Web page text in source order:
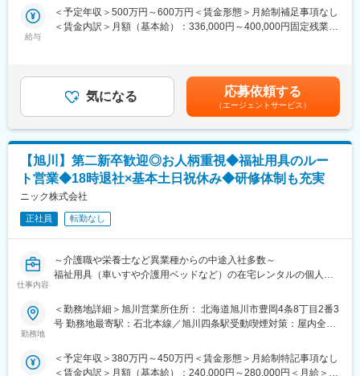
■働いてみて感じた魅力
（1）人間関係が良い、先輩が親切
■会社概要
https://www.youtube.com/watch?v=Ge4KiEjNYaM
■採用サイト内動画ページ
https://trim-saiyo.jp/movie/
変更の範囲：会社の定める業務
理等をメインに担当していただきます。医療従事者と患者の方々
が安心して当社製品をお使いいただけるようサービス提供をする
＜具体的な業務内容＞
・医療機器の据付・定期点検・修理（緊急・予定）作業
・顧客の問題を迅速に社内へのエスカレーションを行う
・保守・修理業務に関する顧客への提案・修理請求作業
・お客様要求に対しての電話サポート、リモート診断等
■担当製品：
医療機関で使用されるCTやMRI、カテーテル治療に使われる画像
診断等になります。医療×ITのイノベーションを通して、検査だけ
でなく医療情報連携の最適化、病院内のワークフロー改善など医
療の世界に新たな価値を生み出していく製品です。
■働き方：コアタイムなしのフレックス勤務制でございますのでご
時の一次対応はコールセンターが行っております。現場対応が必
要な場合は拠点毎に当番を決めており対応を行っております。
に依頼を行うケースがあります。
給与
＜予定年収＞500万円～600万円＜賃金形態＞月給制補足事項なし
＜賃金内訳＞月額（基本給）：336,000円～400,000円固定残業手
＞■昇給：年1回■上記年収は30時間分の時間外勤務手当が含まれ
ております※上記年収範囲は目安でございますので、ご経験や選考
の過程で上下することがございます※年度途中入社者は対象期間
中、日割計算あり賃金はあくまでも目安の金額であり、選考を通
じて上下する可能性があります。月給(月額)は固定手当を含めた表
記です。
気になる 応募依頼する
（エージェントサービス）
【旭川】第二新卒歓迎◎お人柄重視◆福祉用具のルー
ト営業◆18時退社×基本土日祝休み◆研修体制も充実
ニック株式会社
正社員 転勤なし
仕事内容
～介護職や栄養士など異業種からの中途入社多数～
福祉用具（車いすや介護用ベッドなど）の在宅レンタルの個人利
法人営業を担当いただきます。
の定期フォロー・住宅改修
勤務地
＜勤務地詳細＞旭川営業所住所： 北海道旭川市豊岡4条8丁目2番3
号 勤務地最寄駅：石北本線／旭川四条駅受動喫煙対策：屋内全面
＜予定年収＞380万円～450万円＜賃金形態＞月給制特記事項なし
＜賃金内訳＞月額（基本給）：240,000円～280,000円＜月給＞